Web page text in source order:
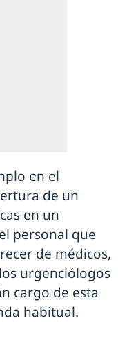
en el
de un
en un
personal que
de médicos,
urgenciólogos
cargo de esta
habitual.